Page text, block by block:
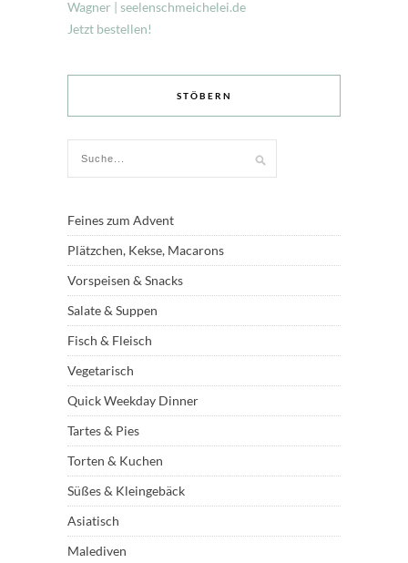
Jetzt bestellen!
STÖBERN
Feines zum Advent
Plätzchen, Kekse, Macarons
Vorspeisen & Snacks
Salate & Suppen
Fisch & Fleisch
Vegetarisch
Quick Weekday Dinner
Tartes & Pies
Torten & Kuchen
Süßes & Kleingebäck
Asiatisch
Malediven